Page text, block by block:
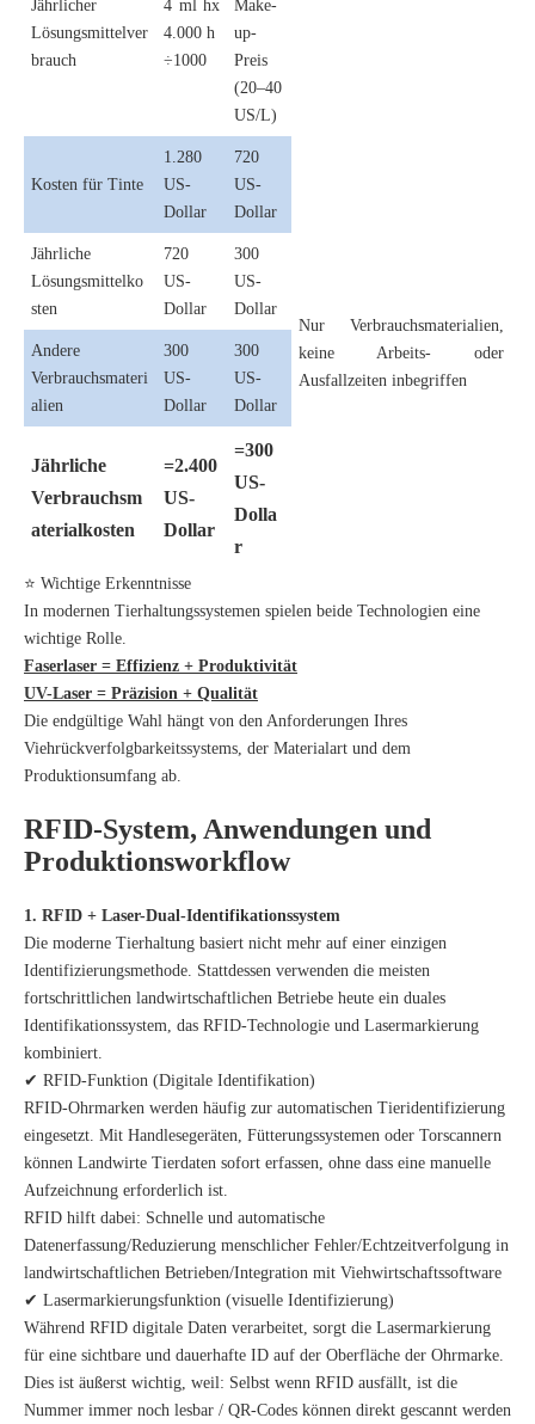
Jährlicher
Lösungsmittelver
brauch
4 ml hx
4.000 h
÷1000
Make-
up-
Preis
(20–40
US/L)
Kosten für Tinte
1.280
US-
Dollar
720
US-
Dollar
Nur Verbrauchsmaterialien,
keine Arbeits- oder
Ausfallzeiten inbegriffen
Jährliche
Lösungsmittelko
sten
720
US-
Dollar
300
US-
Dollar
Andere
Verbrauchsmateri
alien
300
US-
Dollar
300
US-
Dollar
Jährliche
Verbrauchsm
aterialkosten
=2.400
US-
Dollar
=300
US-
Dolla
r
⭐ Wichtige Erkenntnisse
In modernen Tierhaltungssystemen spielen beide Technologien eine
wichtige Rolle.
Faserlaser = Effizienz + Produktivität
UV-Laser = Präzision + Qualität
Die endgültige Wahl hängt von den Anforderungen Ihres
Viehrückverfolgbarkeitssystems, der Materialart und dem
Produktionsumfang ab.
RFID-System, Anwendungen und
Produktionsworkflow
1. RFID + Laser-Dual-Identifikationssystem
Die moderne Tierhaltung basiert nicht mehr auf einer einzigen
Identifizierungsmethode. Stattdessen verwenden die meisten
fortschrittlichen landwirtschaftlichen Betriebe heute ein duales
Identifikationssystem, das RFID-Technologie und Lasermarkierung
kombiniert.
✔ RFID-Funktion (Digitale Identifikation)
RFID-Ohrmarken werden häufig zur automatischen Tieridentifizierung
eingesetzt. Mit Handlesegeräten, Fütterungssystemen oder Torscannern
können Landwirte Tierdaten sofort erfassen, ohne dass eine manuelle
Aufzeichnung erforderlich ist.
RFID hilft dabei: Schnelle und automatische
Datenerfassung/Reduzierung menschlicher Fehler/Echtzeitverfolgung in
landwirtschaftlichen Betrieben/Integration mit Viehwirtschaftssoftware
✔ Lasermarkierungsfunktion (visuelle Identifizierung)
Während RFID digitale Daten verarbeitet, sorgt die Lasermarkierung
für eine sichtbare und dauerhafte ID auf der Oberfläche der Ohrmarke.
Dies ist äußerst wichtig, weil: Selbst wenn RFID ausfällt, ist die
Nummer immer noch lesbar / QR-Codes können direkt gescannt werden